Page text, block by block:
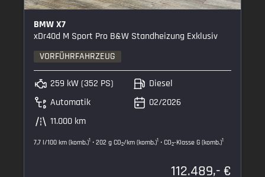
BMW X7
xDr40d M Sport Pro B&W Standheizung Exklusiv
VORFÜHRFAHRZEUG
259 kW (352 PS)
Automatik
11.000 km
Diesel
02/2026
7,7 l/100 km (komb.)1 • 202 g CO2/km (komb.)1 • CO2-Klasse G (komb.)1
112.489,- €